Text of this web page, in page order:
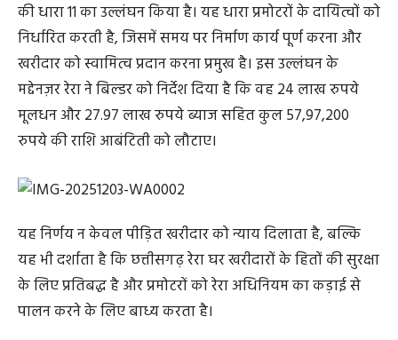
की धारा 11 का उल्लंघन किया है। यह धारा प्रमोटरों के दायित्वों को
निर्धारित करती है, जिसमें समय पर निर्माण कार्य पूर्ण करना और
खरीदार को स्वामित्व प्रदान करना प्रमुख है। इस उल्लंघन के
मद्देनज़र रेरा ने बिल्डर को निर्देश दिया है कि वह 24 लाख रुपये
मूलधन और 27.97 लाख रुपये ब्याज सहित कुल 57,97,200
रुपये की राशि आबंटिती को लौटाए।
यह निर्णय न केवल पीड़ित खरीदार को न्याय दिलाता है, बल्कि
यह भी दर्शाता है कि छत्तीसगढ़ रेरा घर खरीदारों के हितों की सुरक्षा
के लिए प्रतिबद्ध है और प्रमोटरों को रेरा अधिनियम का कड़ाई से
पालन करने के लिए बाध्य करता है।